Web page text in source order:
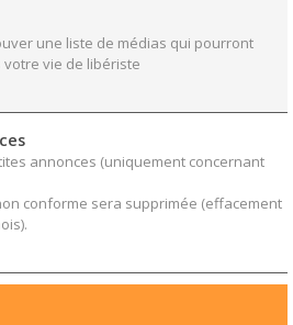
une liste de médias qui pourront
vie de libériste
annonces (uniquement concernant
conforme sera supprimée (effacement